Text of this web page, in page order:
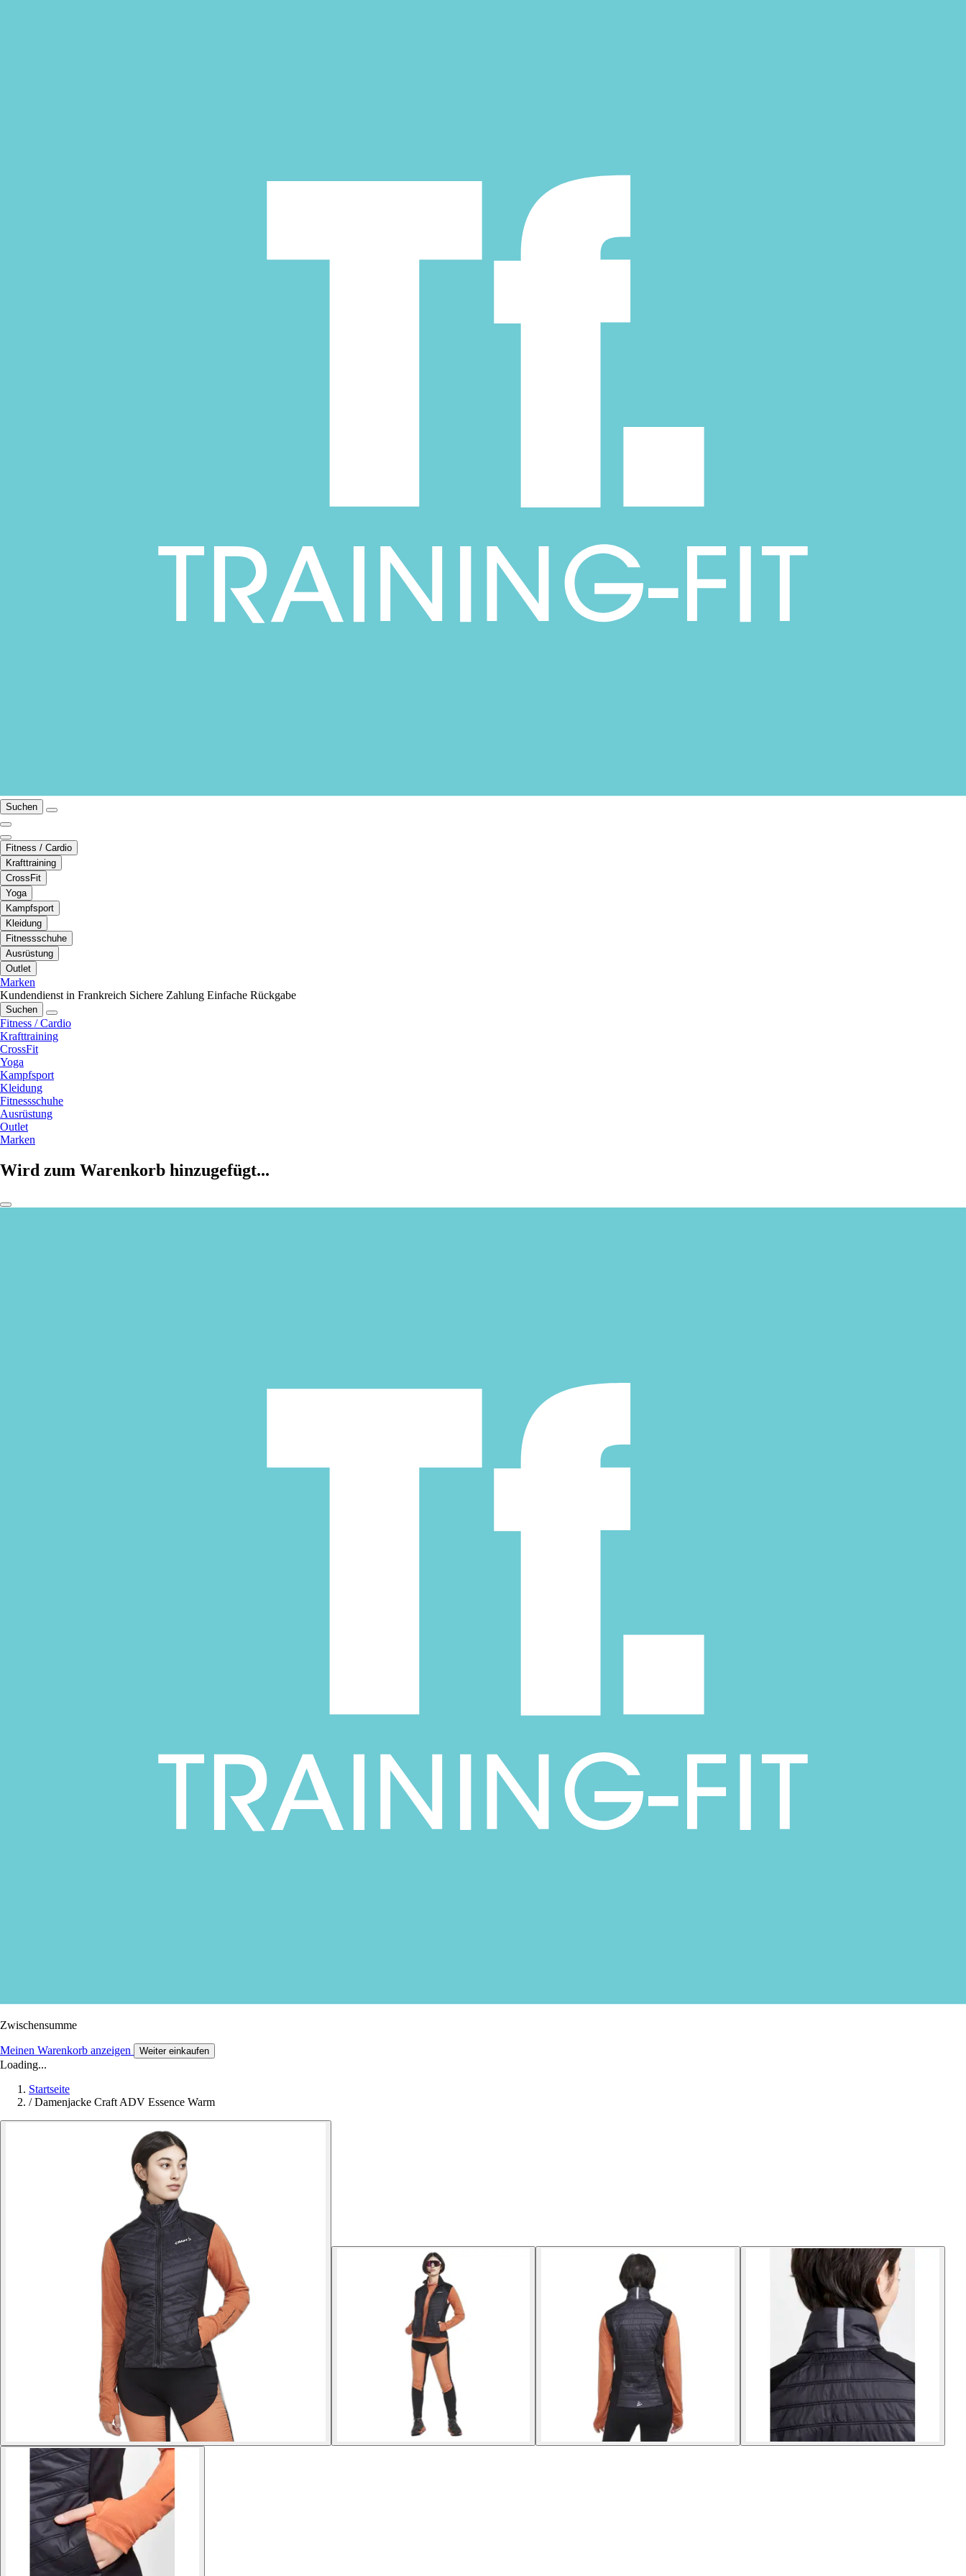
Suchen
Fitness / Cardio
Krafttraining
CrossFit
Yoga
Kampfsport
Kleidung
Fitnessschuhe
Ausrüstung
Outlet
Marken
Kundendienst in Frankreich Sichere Zahlung Einfache Rückgabe
Suchen
Fitness / Cardio
Krafttraining
CrossFit
Yoga
Kampfsport
Kleidung
Fitnessschuhe
Ausrüstung
Outlet
Marken
Wird zum Warenkorb hinzugefügt...
Zwischensumme
Meinen Warenkorb anzeigen Weiter einkaufen
Loading...
Startseite
/ Damenjacke Craft ADV Essence Warm